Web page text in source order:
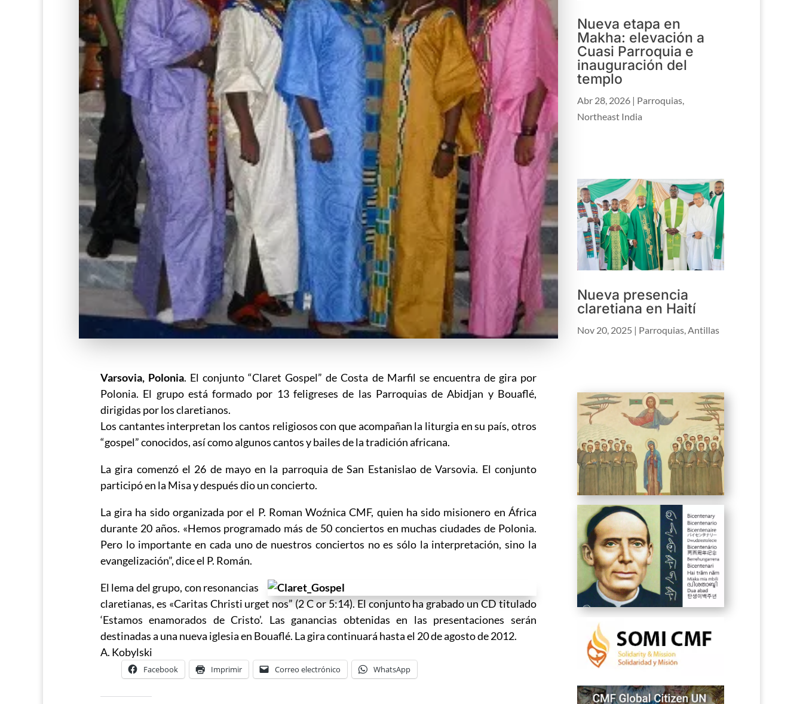
Varsovia, Polonia. El conjunto “Claret Gospel” de Costa de Marfil se encuentra de gira por
Polonia. El grupo está formado por 13 feligreses de las Parroquias de Abidjan y Bouaflé,
dirigidas por los claretianos.
Los cantantes interpretan los cantos religiosos con que acompañan la liturgia en su país, otros
“gospel” conocidos, así como algunos cantos y bailes de la tradición africana.
La gira comenzó el 26 de mayo en la parroquia de San Estanislao de Varsovia. El conjunto
participó en la Misa y después dio un concierto.
La gira ha sido organizada por el P. Roman Woźnica CMF, quien ha sido misionero en África
durante 20 años. «Hemos programado más de 50 conciertos en muchas ciudades de Polonia.
Pero lo importante en cada uno de nuestros conciertos no es sólo la interpretación, sino la
evangelización”, dice el P. Román.
El lema del grupo, con resonancias
claretianas, es «Caritas Christi urget nos” (2 Cor 5:14). El conjunto ha grabado un CD titulado
‘Estamos enamorados de Cristo’. Las ganancias obtenidas en las presentaciones serán
destinadas a una nueva iglesia en Bouaflé. La gira continuará hasta el 20 de agosto de 2012.
A. Kobylski
Facebook Imprimir Correo electrónico WhatsApp
Nueva etapa en
Makha: elevación a
Cuasi Parroquia e
inauguración del
templo
Abr 28, 2026 | Parroquias
Northeast India
Nueva presencia
claretiana en Haití
Nov 20, 2025 | Parroquias,Antillas